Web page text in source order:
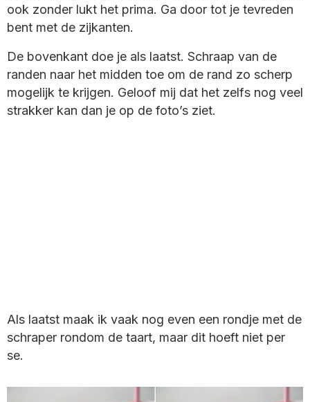
ook zonder lukt het prima. Ga door tot je tevreden
bent met de zijkanten.
De bovenkant doe je als laatst. Schraap van de
randen naar het midden toe om de rand zo scherp
mogelijk te krijgen. Geloof mij dat het zelfs nog veel
strakker kan dan je op de foto’s ziet.
Als laatst maak ik vaak nog even een rondje met de
schraper rondom de taart, maar dit hoeft niet per
se.